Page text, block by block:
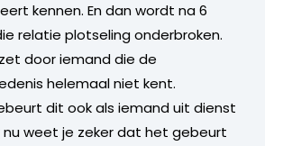
kennen. En dan wordt na 6
relatie plotseling onderbroken.
door iemand die de
helemaal niet kent.
dit ook als iemand uit dienst
weet je zeker dat het gebeurt